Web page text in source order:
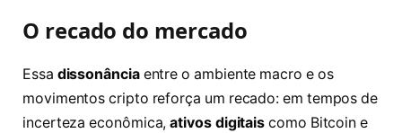
O recado do mercado
Essa dissonânciaentre o ambiente macro e os
movimentos cripto reforça um recado: em tempos de
incerteza econômica,ativos digitais como Bitcoin e